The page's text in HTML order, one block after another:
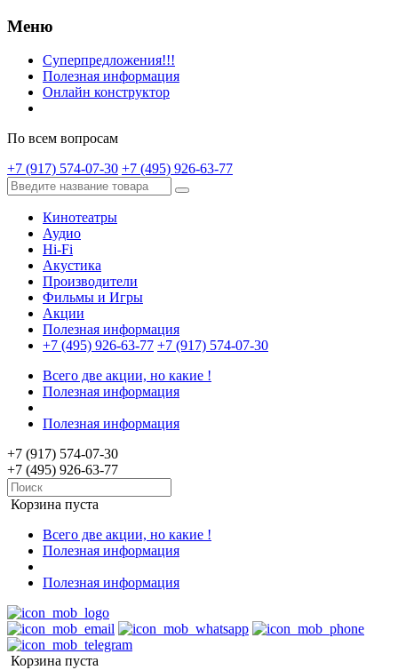
Меню
Суперпредложения!!!
Полезная информация
Онлайн конструктор
По всем вопросам
+7 (917) 574-07-30 +7 (495) 926-63-77
Кинотеатры
Аудио
Hi-Fi
Акустика
Производители
Фильмы и Игры
Акции
Полезная информация
+7 (495) 926-63-77 +7 (917) 574-07-30
Всего две акции, но какие !
Полезная информация
Полезная информация
+7 (917) 574-07-30
+7 (495) 926-63-77
Корзина пуста
Всего две акции, но какие !
Полезная информация
Полезная информация
Корзина пуста